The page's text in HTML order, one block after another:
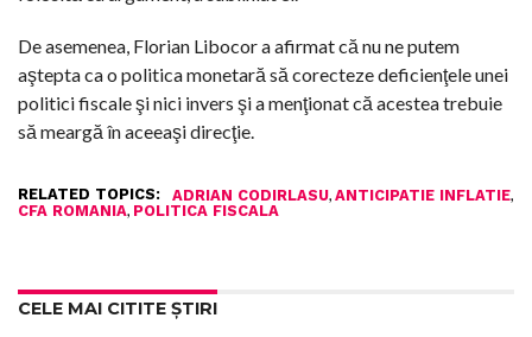
De asemenea, Florian Libocor a afirmat că nu ne putem
aştepta ca o politica monetară să corecteze deficienţele unei
politici fiscale şi nici invers şi a menţionat că acestea trebuie
să meargă în aceeaşi direcţie.
RELATED TOPICS: ADRIAN CODIRLASU, ANTICIPATIE INFLATIE,
CFA ROMANIA, POLITICA FISCALA
CELE MAI CITITE ȘTIRI